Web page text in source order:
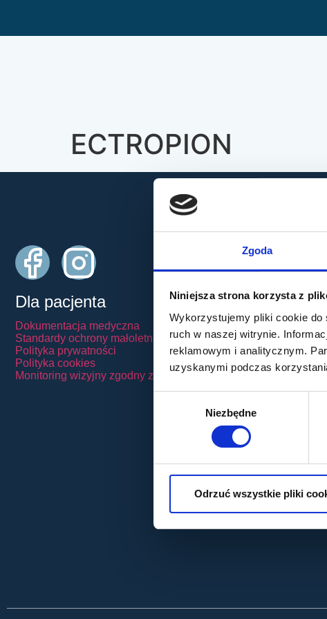
Zgoda
Niniejsza strona korzysta z
Wykorzystujemy pliki cookie do
ruch w naszej witrynie.
reklamowym i analitycznym.
uzyskanymi podczas
Niezbędne
Odrzuć wszystkie pliki
ECTROPION
Dla pacjenta
Dokumentacja medyczna
Standardy ochrony małoletnich
Polityka prywatności
Polityka cookies
Monitoring wizyjny zgodny z RODO
Usługi
Laserowa
Usuwanie zaćmy
Pełna
Zwyrodnienie
Plastyka powiek
Stymulatory
Ortokorekcja
Punkt szczepień